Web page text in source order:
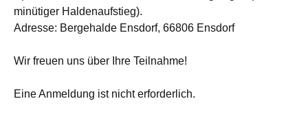
minütiger Haldenaufstieg).
Adresse: Bergehalde Ensdorf, 66806 Ensdorf
Wir freuen uns über Ihre Teilnahme!
Eine Anmeldung ist nicht erforderlich.